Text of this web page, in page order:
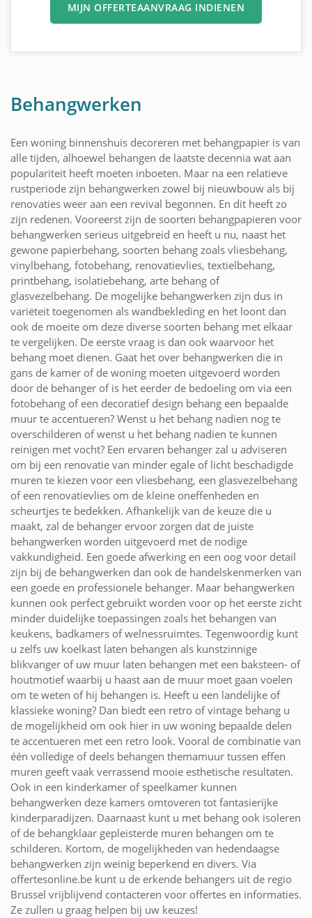
MIJN OFFERTEAANVRAAG INDIENEN
Behangwerken
Een woning binnenshuis decoreren met behangpapier is van
alle tijden, alhoewel behangen de laatste decennia wat aan
populariteit heeft moeten inboeten. Maar na een relatieve
rustperiode zijn behangwerken zowel bij nieuwbouw als bij
renovaties weer aan een revival begonnen. En dit heeft zo
zijn redenen. Vooreerst zijn de soorten behangpapieren voor
behangwerken serieus uitgebreid en heeft u nu, naast het
gewone papierbehang, soorten behang zoals vliesbehang,
vinylbehang, fotobehang, renovatievlies, textielbehang,
printbehang, isolatiebehang, arte behang of
glasvezelbehang. De mogelijke behangwerken zijn dus in
variëteit toegenomen als wandbekleding en het loont dan
ook de moeite om deze diverse soorten behang met elkaar
te vergelijken. De eerste vraag is dan ook waarvoor het
behang moet dienen. Gaat het over behangwerken die in
gans de kamer of de woning moeten uitgevoerd worden
door de behanger of is het eerder de bedoeling om via een
fotobehang of een decoratief design behang een bepaalde
muur te accentueren? Wenst u het behang nadien nog te
overschilderen of wenst u het behang nadien te kunnen
reinigen met vocht? Een ervaren behanger zal u adviseren
om bij een renovatie van minder egale of licht beschadigde
muren te kiezen voor een vliesbehang, een glasvezelbehang
of een renovatievlies om de kleine oneffenheden en
scheurtjes te bedekken. Afhankelijk van de keuze die u
maakt, zal de behanger ervoor zorgen dat de juiste
behangwerken worden uitgevoerd met de nodige
vakkundigheid. Een goede afwerking en een oog voor detail
zijn bij de behangwerken dan ook de handelskenmerken van
een goede en professionele behanger. Maar behangwerken
kunnen ook perfect gebruikt worden voor op het eerste zicht
minder duidelijke toepassingen zoals het behangen van
keukens, badkamers of welnessruimtes. Tegenwoordig kunt
u zelfs uw koelkast laten behangen als kunstzinnige
blikvanger of uw muur laten behangen met een baksteen- of
houtmotief waarbij u haast aan de muur moet gaan voelen
om te weten of hij behangen is. Heeft u een landelijke of
klassieke woning? Dan biedt een retro of vintage behang u
de mogelijkheid om ook hier in uw woning bepaalde delen
te accentueren met een retro look. Vooral de combinatie van
één volledige of deels behangen themamuur tussen effen
muren geeft vaak verrassend mooie esthetische resultaten.
Ook in een kinderkamer of speelkamer kunnen
behangwerken deze kamers omtoveren tot fantasierijke
kinderparadijzen. Daarnaast kunt u met behang ook isoleren
of de behangklaar gepleisterde muren behangen om te
schilderen. Kortom, de mogelijkheden van hedendaagse
behangwerken zijn weinig beperkend en divers. Via
offertesonline.be kunt u de erkende behangers uit de regio
Brussel vrijblijvend contacteren voor offertes en informaties.
Ze zullen u graag helpen bij uw keuzes!